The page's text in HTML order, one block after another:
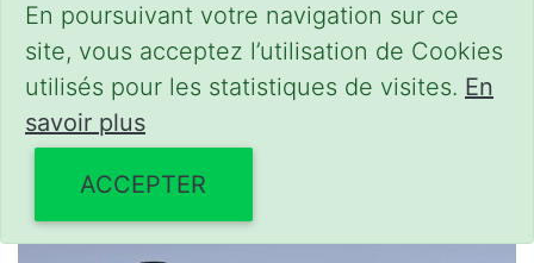
En poursuivant votre navigation sur ce
site, vous acceptez l’utilisation de Cookies
utilisés pour les statistiques de visites. En
savoir plus
ACCEPTER
Bruxelles,Brabant Wallon ,Brabant Flamand
Hainaut,Liège,Mons ,Namur,Anvers,
Limbourg,Flandre Occidentale, Flandre
Orientale,Province du Luxembourg